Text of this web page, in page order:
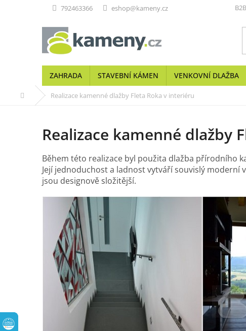
792463366 eshop@kameny.cz
ZAHRADA STAVEBNÍ KÁMEN VENKOVNÍ DLAŽBA
Domů Realizace kamenné dlažby Fleta Roka v interiéru
Realizace kamenné dlažby
Během této realizace byl použita dlažba přírodního
Její jednoduchost a ladnost vytváří souvislý
jsou designově složitější.